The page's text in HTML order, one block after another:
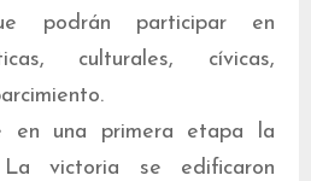
podrán participar en
culturales, cívicas,
en una primera etapa la
victoria se edificaron